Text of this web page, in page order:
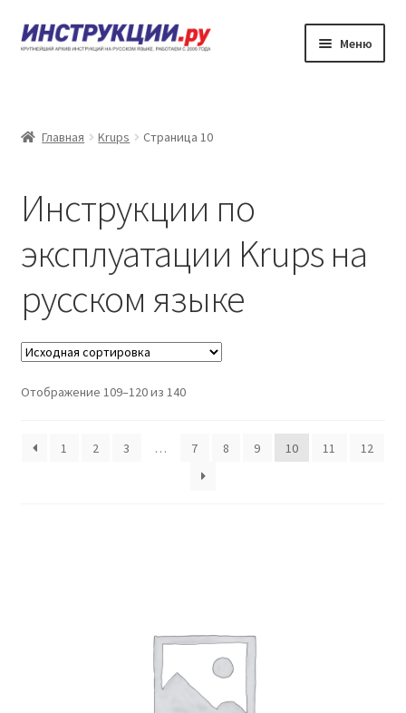
Перейти
к
Перейти
к
Меню
Каталог инструкций по эксплуатации
Личный кабинет
Главная Krups Страница 10
Инструкции по
эксплуатации Krups на
русском языке
Отображение 109–120 из 140
1 2 3 … 7 8 9 10 11 12